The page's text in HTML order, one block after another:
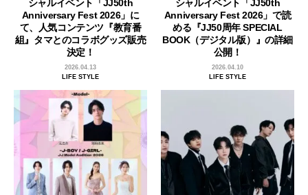
シャルイベント「JJ50th
Anniversary Fest 2026」に
て、人気コンテンツ『教育番
組』タマとのコラボグッズ販売
決定！
2026.04.13
LIFE STYLE
シャルイベント「JJ50th
Anniversary Fest 2026」で読
める『JJ50周年 SPECIAL
BOOK（デジタル版）』の詳細
公開！
2026.04.10
LIFE STYLE